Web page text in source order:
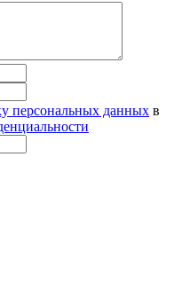
персональных данных в